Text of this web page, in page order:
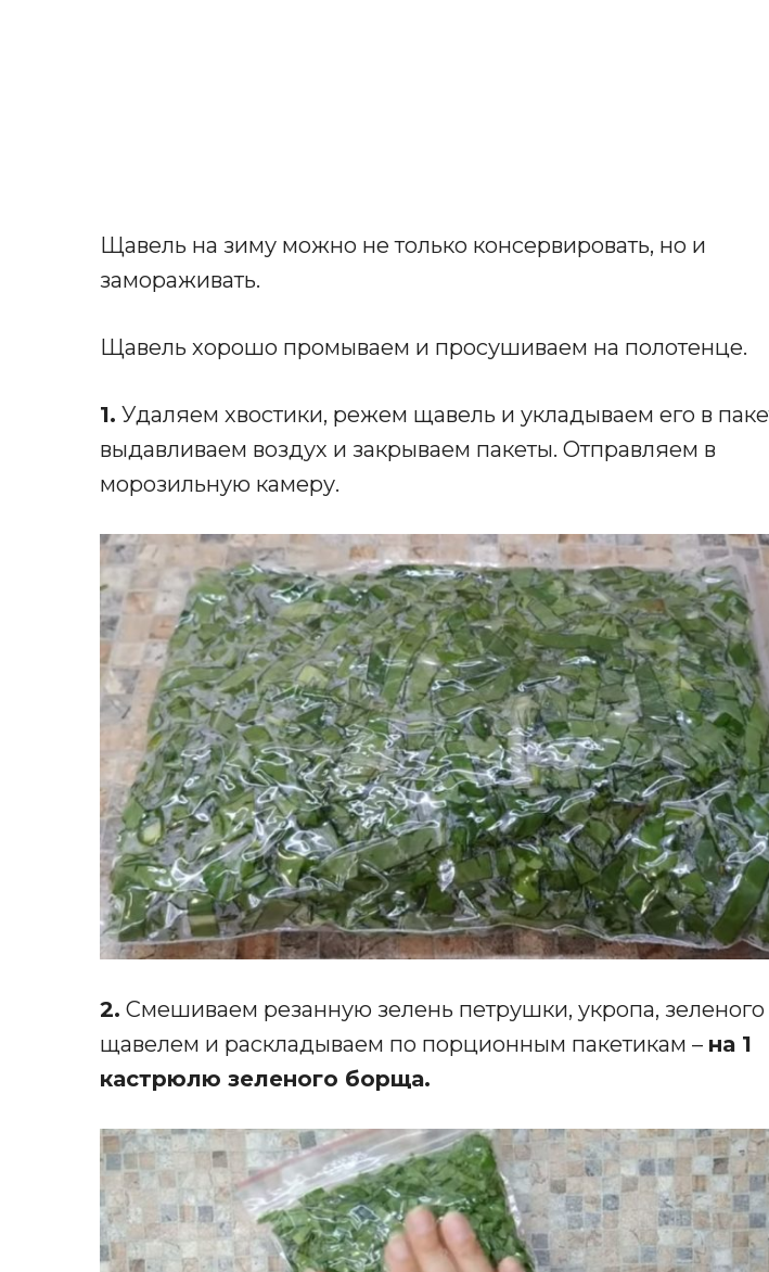
Щавель на зиму можно не только консервировать, но и
замораживать.
Щавель хорошо промываем и просушиваем на полотенце.
1. Удаляем хвостики, режем щавель и укладываем его в
выдавливаем воздух и закрываем пакеты. Отправляем в
морозильную камеру.
2. Смешиваем резанную зелень петрушки, укропа, зеленого
щавелем и раскладываем по порционным пакетикам – на 1
кастрюлю зеленого борща.